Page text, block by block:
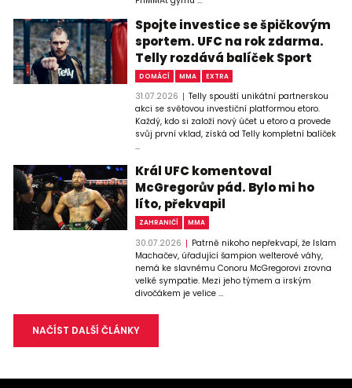
Spojte investice se špičkovým
sportem. UFC na rok zdarma.
Telly rozdává balíček Sport
DOMÁCÍ MMA EXTRA
31.07.2026
Telly spouští unikátní partnerskou
akci se světovou investiční platformou etoro.
Každý, kdo si založí nový účet u etoro a provede
svůj první vklad, získá od Telly kompletní balíček
...
Král UFC komentoval
McGregorův pád. Bylo mi ho
líto, překvapil
ZAHRANIČÍ MMA
30.07.2026
Patrně nikoho nepřekvapí, že Islam
Machačev, úřadující šampion welterové váhy,
nemá ke slavnému Conoru McGregorovi zrovna
velké sympatie. Mezi jeho týmem a irským
divočákem je velice ...
NAČÍST DALŠÍ ČLÁNKY